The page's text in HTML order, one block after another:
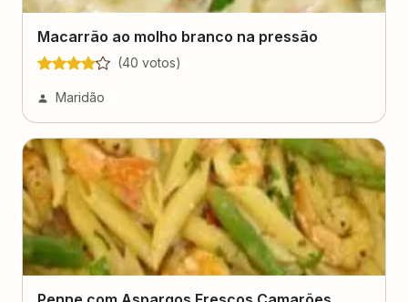
Macarrão ao molho branco na pressão
(40 votos)
Maridão